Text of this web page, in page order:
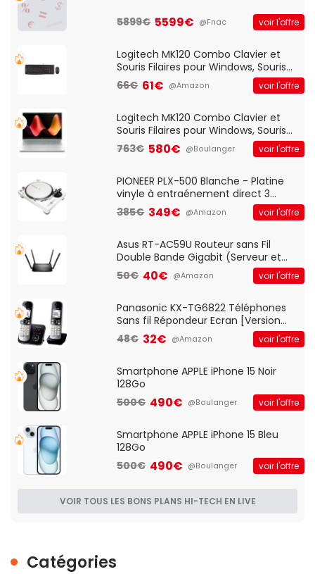
5899€ 5599€ @Fnac voir l'offre
Logitech MK120 Combo Clavier et
Souris Filaires pour Windows, Souris
Optique Filaire, Connexion USB Plug
And Play, Confortable, Taille
QWERTY UK - Noir
66€ 61€ @Amazon voir l'offre
Logitech MK120 Combo Clavier et
Souris Filaires pour Windows, Souris
Optique Filaire, Connexion USB Plug
And Play, Confortable, Taille
QWERTY UK - Noir
763€ 580€ @Boulanger voir l'offre
PIONEER PLX-500 Blanche - Platine
vinyle à entraénement direct 3
vitesses (33-45-78 trs/min) avec
pre-ampli intégré et port USB
385€ 349€ @Amazon voir l'offre
Asus RT-AC59U Routeur sans Fil
Double Bande Gigabit (Serveur et
Client VPN, Triple Vlan, Mode Point
d'accès et Bridge, contrôle Parental,
50€ 40€ @Amazon voir l'offre
Panasonic KX-TG6822 Téléphones
Sans fil Répondeur Ecran [Version
Française]
48€ 32€ @Amazon voir l'offre
Smartphone APPLE iPhone 15 Noir
128Go
500€ 490€ @Boulanger voir l'offre
Smartphone APPLE iPhone 15 Bleu
128Go
500€ 490€ @Boulanger voir l'offre
VOIR TOUS LES BONS PLANS HI-TECH EN LIVE
Catégories